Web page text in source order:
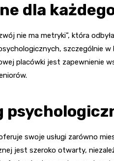
dla
nie ma metryki”, która
szczególnie
placówki jest zapewnienie
swoje usługi zarówno
jest szeroko otwarty,